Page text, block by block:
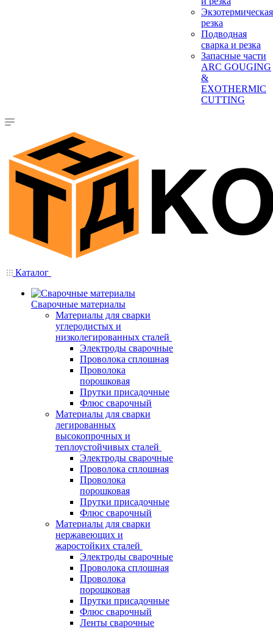
Экзотермическая
резка
Подводная
сварка и резка
Запасные части
ARC GOUGING
&
EXOTHERMIC
CUTTING
Каталог
Сварочные материалы
Материалы для сварки
углеродистых и
низколегированных сталей
Электроды сварочные
Проволока сплошная
Проволока
порошковая
Прутки присадочные
Флюс сварочный
Материалы для сварки
легированных
высокопрочных и
теплоустойчивых сталей
Электроды сварочные
Проволока сплошная
Проволока
порошковая
Прутки присадочные
Флюс сварочный
Материалы для сварки
нержавеющих и
жаростойких сталей
Электроды сварочные
Проволока сплошная
Проволока
порошковая
Прутки присадочные
Флюс сварочный
Ленты сварочные